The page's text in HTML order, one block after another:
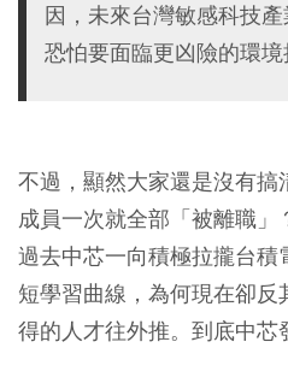
因，未來台灣敏感科技
恐怕要面臨更凶險的環境
不過，顯然大家還是沒有
成員一次就全部「被離職」
過去中芯一向積極拉攏台
短學習曲線，為何現在卻反
得的人才往外推。到底中芯